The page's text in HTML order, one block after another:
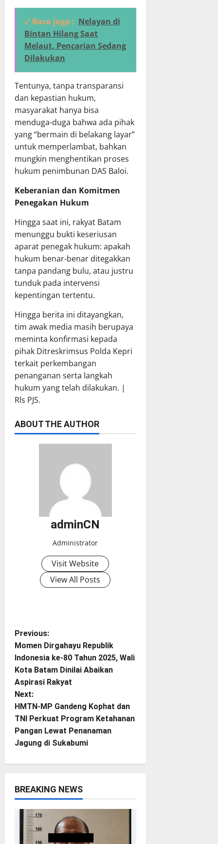
✓ Baca juga : Nelayan di
Bintan Hilang Saat
Melaut, Pencarian Sedang
Dilakukan
Tentunya, tanpa transparansi
dan kepastian hukum,
masyarakat hanya bisa
menduga-duga bahwa ada pihak
yang “bermain di belakang layar”
untuk memperlambat, bahkan
mungkin menghentikan proses
hukum penimbunan DAS Baloi.
Keberanian dan Komitmen
Penegakan Hukum
Hingga saat ini, rakyat Batam
menunggu bukti keseriusan
aparat penegak hukum: apakah
hukum benar-benar ditegakkan
tanpa pandang bulu, atau justru
tunduk pada intervensi
kepentingan tertentu.
Hingga berita ini ditayangkan,
tim awak media masih berupaya
meminta konfirmasi kepada
pihak Ditreskrimsus Polda Kepri
terkait perkembangan
penanganan serta langkah
hukum yang telah dilakukan. |
Rls PJS.
ABOUT THE AUTHOR
adminCN
Administrator
Visit Website
View All Posts
P
o
s
t
n
a
v
g
Previous:
Momen Dirgahayu Republik
Indonesia ke-80 Tahun 2025, Wali
Kota Batam Dinilai Abaikan
Aspirasi Rakyat
Next:
HMTN-MP Gandeng Kophat dan
TNI Perkuat Program Ketahanan
Pangan Lewat Penanaman
Jagung di Sukabumi
BREAKING NEWS